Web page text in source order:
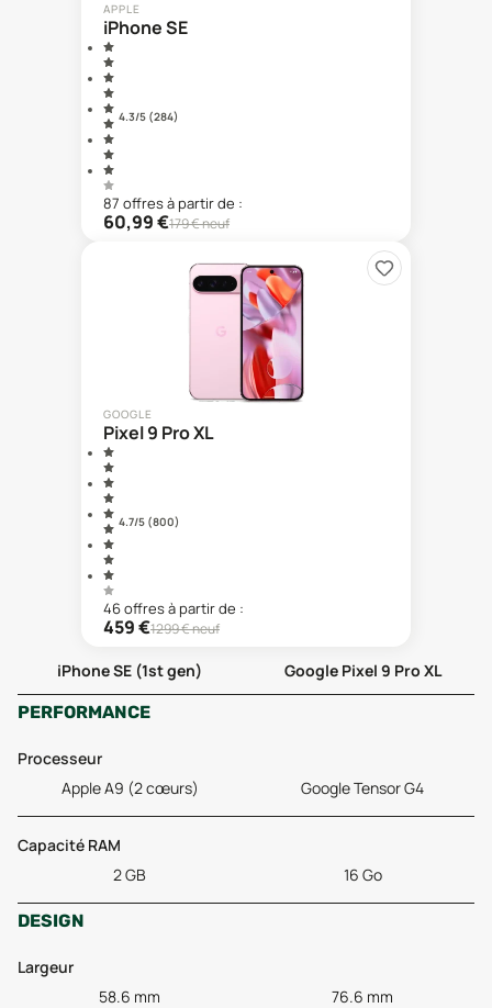
APPLE
iPhone SE
4.3/5 (284)
87 offresà partir de :
60,99€179€ neuf
GOOGLE
Pixel 9 Pro XL
4.7/5 (800)
46offresà partir de :
459€1299€ neuf
iPhone SE (1st gen)
Google Pixel 9 Pro XL
PERFORMANCE
Processeur
Apple A9 (2 cœurs)
Google Tensor G4
Capacité RAM
2 GB
16 Go
DESIGN
Largeur
58.6 mm
76.6 mm